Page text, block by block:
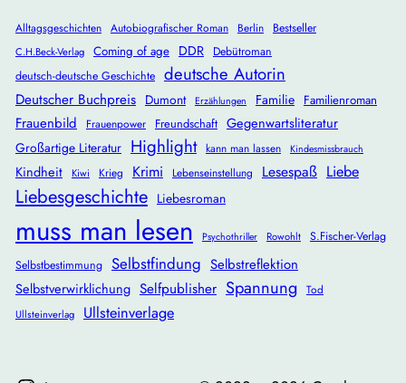
Alltagsgeschichten Autobiografischer Roman Berlin Bestseller
C.H.Beck-Verlag Coming of age DDR
Debütroman
deutsch-deutsche Geschichte deutsche Autorin
Deutscher Buchpreis Dumont Erzählungen Familie Familienroman
Frauenbild Frauenpower Freundschaft Gegenwartsliteratur
Großartige Literatur Highlight kann man lassen Kindesmissbrauch
Kindheit Kiwi Krieg Krimi Lebenseinstellung Lesespaß Liebe
Liebesgeschichte Liebesroman
muss man lesen Psychothriller Rowohlt
S.Fischer-Verlag
Selbstbestimmung Selbstfindung Selbstreflektion
Selbstverwirklichung Selfpublisher Spannung Tod
Ullsteinverlag Ullsteinverlage